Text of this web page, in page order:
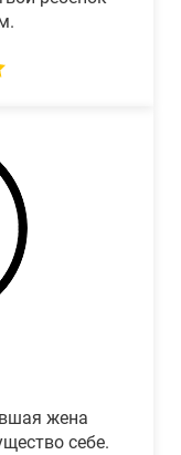
жена
себе.